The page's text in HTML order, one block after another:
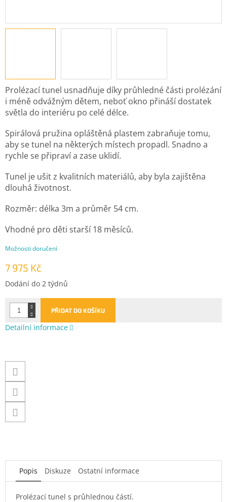
7 975 Kč
Měrná
Dodání do 2 týdnů
Možnosti doručení
PŘIDAT DO KOŠÍKU
Prolézací tunel usnadňuje díky průhledné části prolézání
i méně odvážným dětem, neboť okno přináší dostatek
světla do interiéru po celé délce.
Spirálová pružina opláštěná plastem zabraňuje tomu,
aby se tunel na některých místech propadl. Snadno a
rychle se připraví a zase uklidí.
Tunel je ušit z kvalitních materiálů, aby byla zajištěna
dlouhá životnost.
Rozměr: délka 3m a průměr 54 cm.
Vhodné pro děti starší 18 měsíců.
Detailní informace
Popis Diskuze Ostatní informace
Prolézací tunel s průhlednou částí.